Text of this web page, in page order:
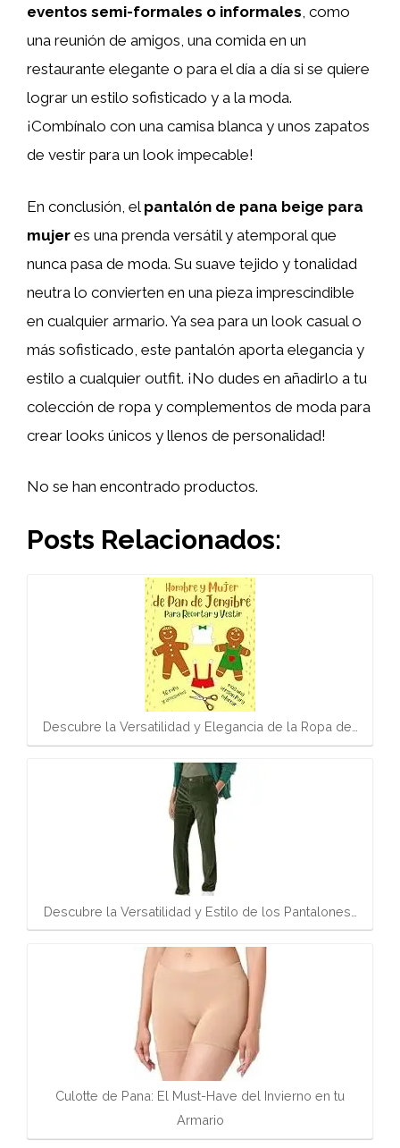
eventos semi-formales o informales, como
una reunión de amigos, una comida en un
restaurante elegante o para el día a día si se quiere
lograr un estilo sofisticado y a la moda.
¡Combínalo con una camisa blanca y unos zapatos
de vestir para un look impecable!
En conclusión, el pantalón de pana beige para
mujer es una prenda versátil y atemporal que
nunca pasa de moda. Su suave tejido y tonalidad
neutra lo convierten en una pieza imprescindible
en cualquier armario. Ya sea para un look casual o
más sofisticado, este pantalón aporta elegancia y
estilo a cualquier outfit. ¡No dudes en añadirlo a tu
colección de ropa y complementos de moda para
crear looks únicos y llenos de personalidad!
No se han encontrado productos.
Posts Relacionados:
Descubre la Versatilidad y Elegancia de la Ropa de…
Descubre la Versatilidad y Estilo de los Pantalones…
Culotte de Pana: El Must-Have del Invierno en tu
Armario